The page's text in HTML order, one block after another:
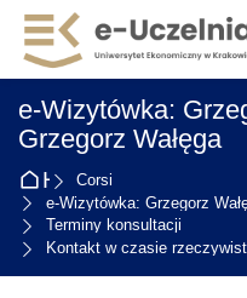
Skip to navigation
Skip to login form
Vai al contenuto principale
Skip to accessibility options
Skip to footer
Skip accessibility options
e-Wizytówka:
Grzegorz Wałęga
Home
Corsi
e-Wizytówka: Grzegorz
Terminy konsultacji
Kontakt w czasie